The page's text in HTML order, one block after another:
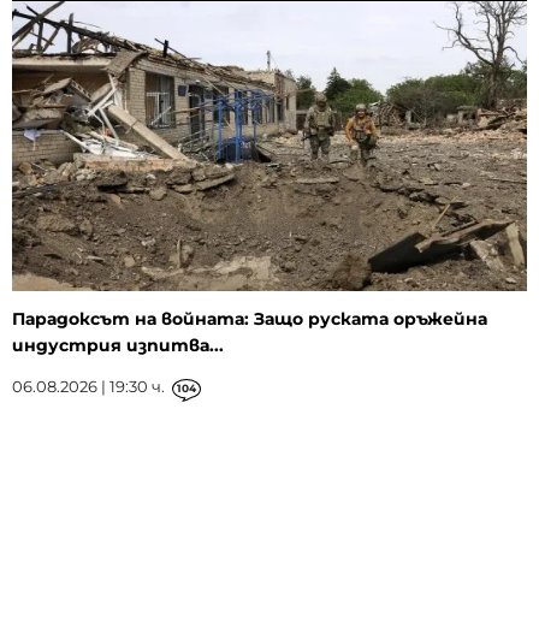
Парадоксът на войната: Защо руската оръжейна
индустрия изпитва...
06.08.2026 | 19:30 ч. 104